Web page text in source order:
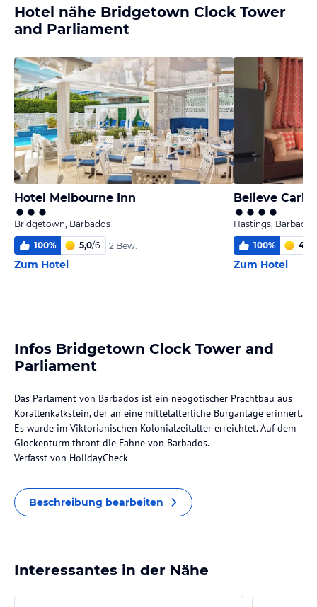
Hotel nähe Bridgetown Clock Tower
and Parliament
Hotel Melbourne Inn
Bridgetown, Barbados
100% 5,0/6 2 Bew.
Zum Hotel
Believe
Hastings, Barbados
100% 4,5
Zum Hotel
Infos Bridgetown Clock Tower and
Parliament
Das Parlament von Barbados ist ein neogotischer Prachtbau aus
Korallenkalkstein, der an eine mittelalterliche Burganlage erinnert.
Es wurde im Viktorianischen Kolonialzeitalter erreichtet. Auf dem
Glockenturm thront die Fahne von Barbados.
Verfasst von HolidayCheck
Beschreibung bearbeiten
Interessantes in der Nähe